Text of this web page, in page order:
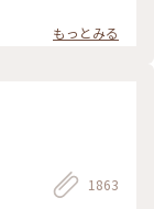
もっとみる
1863